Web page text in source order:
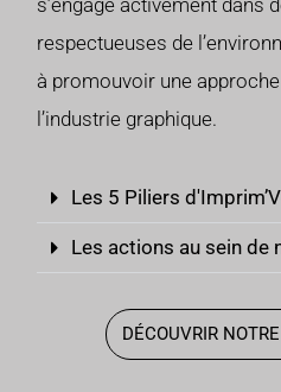
s’engage activement dans
respectueuses de
à promouvoir une
l’industrie graphique.
Les 5 Piliers
Les actions au sein de
DÉCOUVRIR